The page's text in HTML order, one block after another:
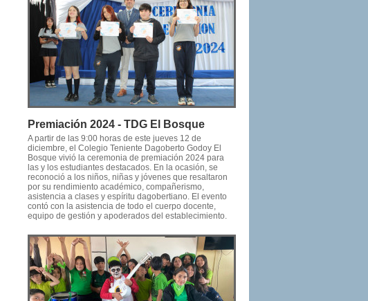
Premiación 2024 - TDG El Bosque
A partir de las 9:00 horas de este jueves 12 de
diciembre, el Colegio Teniente Dagoberto Godoy El
Bosque vivió la ceremonia de premiación 2024 para
las y los estudiantes destacados. En la ocasión, se
reconoció a los niños, niñas y jóvenes que resaltaron
por su rendimiento académico, compañerismo,
asistencia a clases y espíritu dagobertiano. El evento
contó con la asistencia de todo el cuerpo docente,
equipo de gestión y apoderados del establecimiento.